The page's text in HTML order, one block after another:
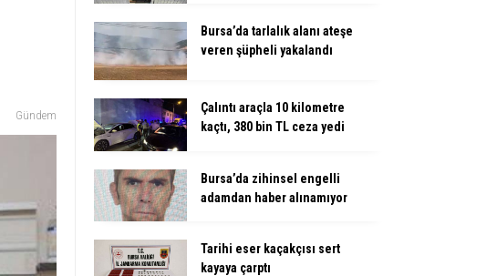
Gündem
Bursa’da tarlalık alanı ateşe
veren şüpheli yakalandı
Çalıntı araçla 10 kilometre
kaçtı, 380 bin TL ceza yedi
Bursa’da zihinsel engelli
adamdan haber alınamıyor
Tarihi eser kaçakçısı sert
kayaya çarptı